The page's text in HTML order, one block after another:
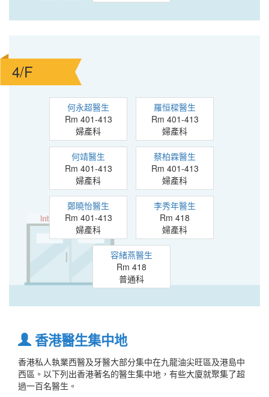
4/F
何永超醫生
Rm 401-413
婦產科
羅恒樑醫生
Rm 401-413
婦產科
何靖醫生
Rm 401-413
婦產科
蔡柏霖醫生
Rm 401-413
婦產科
鄭曉怡醫生
Rm 401-413
婦產科
李秀年醫生
Rm 418
婦產科
容緒燕醫生
Rm 418
普通科
香港醫生集中地
香港私人執業西醫及牙醫大部分集中在九龍油尖旺區及港島中
西區。以下列出香港著名的醫生集中地，有些大廈就聚集了超
過一百名醫生。